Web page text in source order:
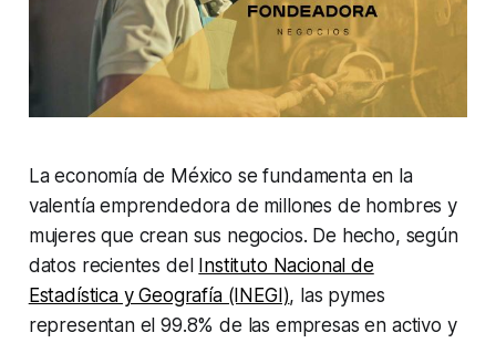
La economía de México se fundamenta en la
valentía emprendedora de millones de hombres y
mujeres que crean sus negocios. De hecho, según
datos recientes del
Instituto Nacional de
Estadística y Geografía (INEGI), las pymes
representan el 99.8% de las empresas en activo y